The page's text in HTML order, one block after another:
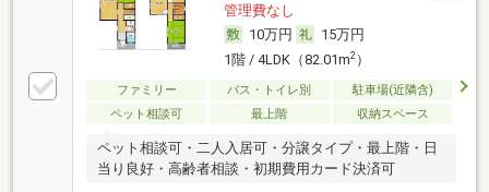
管理費なし
10万円
15万円
1階 / 4LDK（82.01m2）
ファミリー バス・トイレ別
駐車場(近隣含)
ペット相談可
最上階 収納スペース
ペット相談可・二人入居可・分譲タイプ・最上階・日
当り良好・高齢者相談・初期費用カード決済可